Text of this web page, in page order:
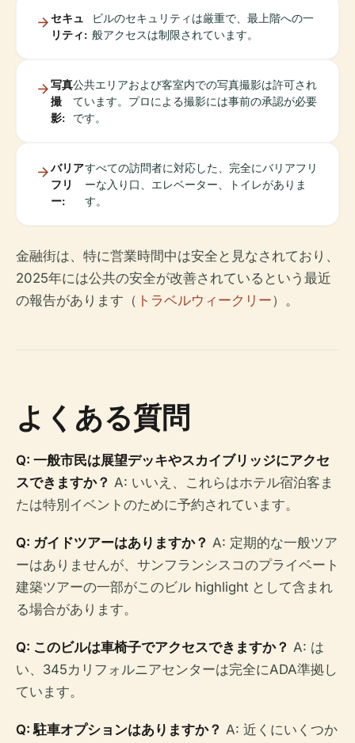
セキュ
リティ:
ビルのセキュリティは厳重で、最上階への一
般アクセスは制限されています。
写真
撮
影:
公共エリアおよび客室内での写真撮影は許可され
ています。プロによる撮影には事前の承認が必要
です。
バリア
フリ
ー:
すべての訪問者に対応した、完全にバリアフリ
ーな入り口、エレベーター、トイレがありま
す。
金融街は、特に営業時間中は安全と見なされており、
2025年には公共の安全が改善されているという最近
の報告があります（ トラベルウィークリー）。
よくある質問
Q: 一般市民は展望デッキやスカイブリッジにアクセ
スできますか？ A: いいえ、これらはホテル宿泊客ま
たは特別イベントのために予約されています。
Q: ガイドツアーはありますか？ A: 定期的な一般ツア
ーはありませんが、サンフランシスコのプライベート
建築ツアーの一部がこのビル highlight として含まれ
る場合があります。
Q: このビルは車椅子でアクセスできますか？ A: は
い、345カリフォルニアセンターは完全にADA準拠し
ています。
Q: 駐車オプションはありますか？ A: 近くにいくつか